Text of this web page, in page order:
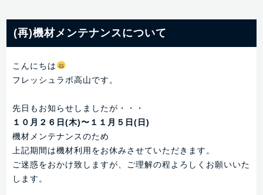
(再)機材メンテナンスについて
こんにちは
フレッシュラボ高山です。
先日もお知らせしましたが・・・
１０月２６日(木)〜１１月５日(日)
機材メンテナンスのため
上記期間は機材利用をお休みさせていただきます。
ご迷惑をおかけ致しますが、ご理解の程よろしくお願いいた
します。